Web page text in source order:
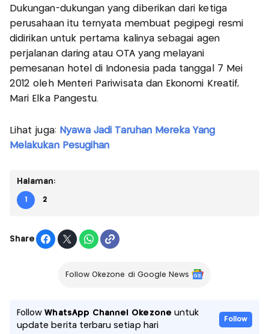
Dukungan-dukungan yang diberikan dari ketiga
perusahaan itu ternyata membuat pegipegi resmi
didirikan untuk pertama kalinya sebagai agen
perjalanan daring atau OTA yang melayani
pemesanan hotel di Indonesia pada tanggal 7 Mei
2012 oleh Menteri Pariwisata dan Ekonomi Kreatif,
Mari Elka Pangestu.
Lihat juga: Nyawa Jadi Taruhan Mereka Yang
Melakukan Pesugihan
Halaman:
1 2
Share
Follow Okezone di Google News
FollowWhatsApp Channel Okezone untuk
update berita terbaru setiap hari
Follow